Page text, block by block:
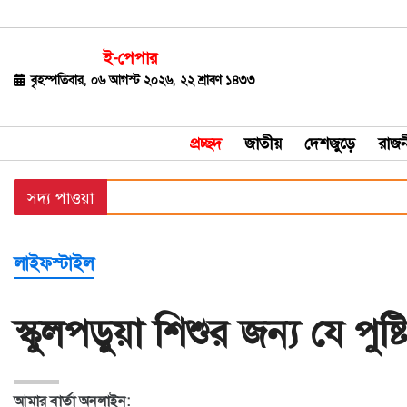
ই-পেপার
বৃহস্পতিবার, ০৬ আগস্ট ২০২৬, ২২ শ্রাবণ ১৪৩৩
প্রচ্ছদ জাতীয় দেশজুড়ে
জাতীয়
রাজনীতি
বিশ্ব
বাণিজ্য
বিনোদন
খেলাধুলা
ধর্ম
সদ্য পাওয়া
লাইফস্টাইল
স্কুলপড়ুয়া শিশুর জন্য যে
আমার বার্তা অনলাইন: